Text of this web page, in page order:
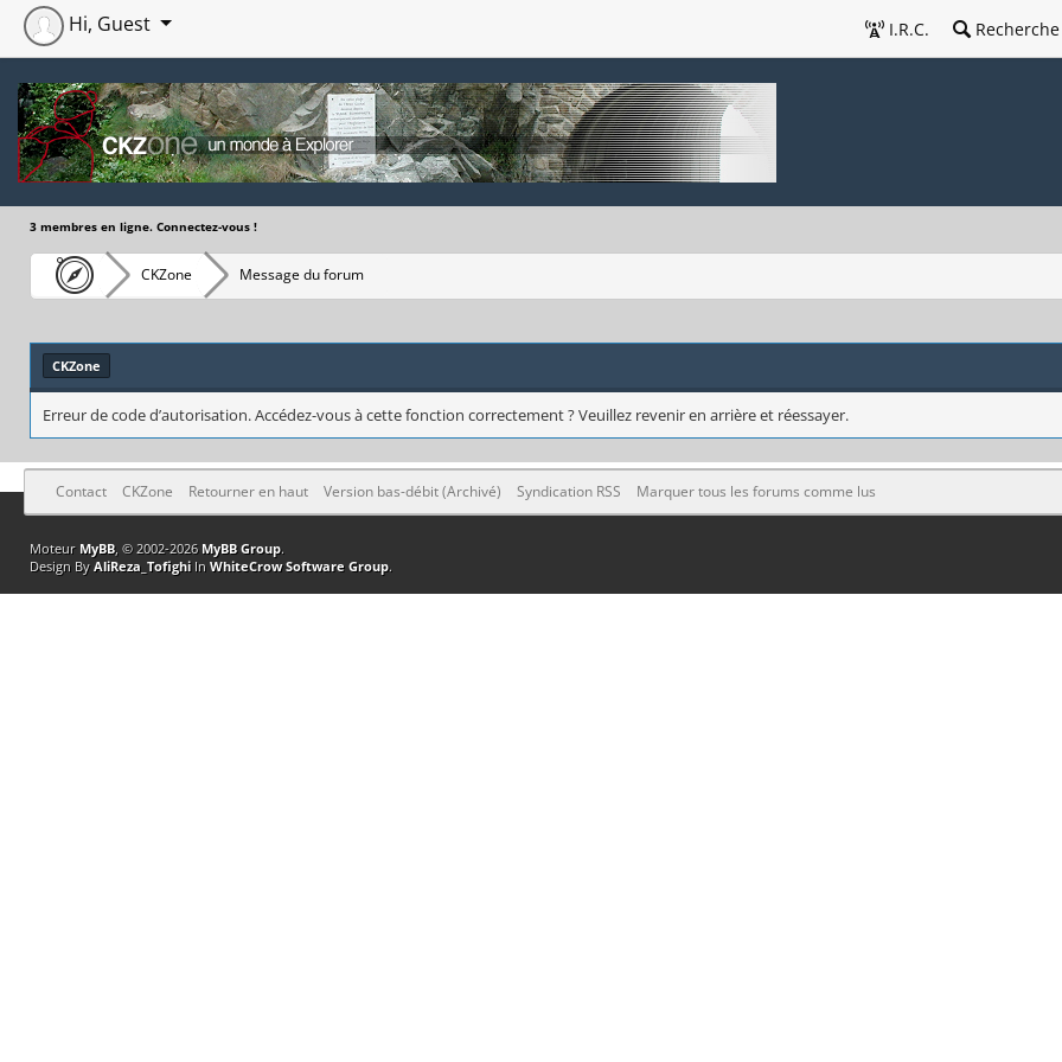
I.R.C. Recherche
Hi, Guest
3 membres en ligne. Connectez-vous !
CKZone Message du forum
CKZone
Erreur de code d’autorisation. Accédez-vous à cette fonction correctement ? Veuillez revenir en arrière et réessayer.
Contact CKZone Retourner en haut Version bas-débit (Archivé) Syndication RSS Marquer tous les forums comme lus
Moteur MyBB, © 2002-2026 MyBB Group.
Design By AliReza_TofighiIn WhiteCrow Software Group.